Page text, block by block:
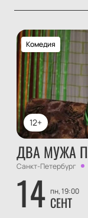
12+
Комедия
ДВА МУЖА
Санкт-Петербург
14 пн, 19:00
СЕНТ